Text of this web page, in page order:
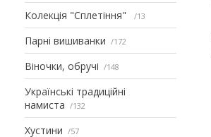
Колекція "Сплетіння" 13
Парні вишиванки 172
Віночки, обручі 148
Українські традиційні
намиста
132
Хустини 57